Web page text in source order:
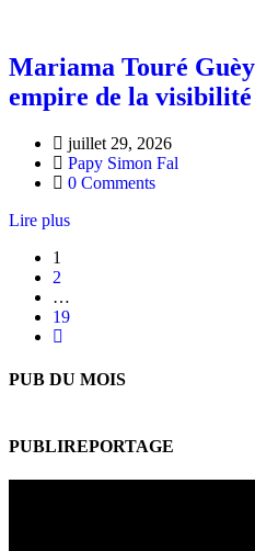
Mariama Touré
empire de la visibilité
juillet 29, 2026
Papy Simon Fal
0 Comments
Lire plus
1
2
…
19
PUB DU MOIS
PUBLIREPORTAGE